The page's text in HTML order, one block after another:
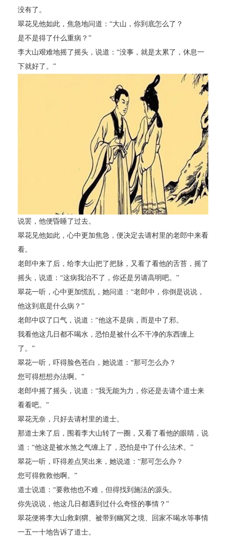
没有了。
翠花见他如此，焦急地问道：“大山，你到底怎么了？
是不是得了什么重病？”
李大山艰难地摇了摇头，说道：“没事，就是太累了，休息一
下就好了。”
说罢，他便昏睡了过去。
翠花见他如此，心中更加焦急，便决定去请村里的老郎中来看
看。
老郎中来了后，给李大山把了把脉，又看了看他的舌苔，摇了
摇头，说道：“这病我治不了，你还是另请高明吧。”
翠花一听，心中更加慌乱，她问道：“老郎中，你倒是说说，
他这到底是什么病？”
老郎中叹了口气，说道：“他这不是病，而是中了邪。
我看他这几日都不喝水，恐怕是被什么不干净的东西缠上
了。”
翠花一听，吓得脸色苍白，她说道：“那可怎么办？
您可得想想办法啊。”
老郎中摇了摇头，说道：“我无能为力，你还是去请个道士来
看看吧。”
翠花无奈，只好去请村里的道士。
那道士来了后，围着李大山转了一圈，又看了看他的眼睛，说
道：“他这是被水煞之气缠上了，恐怕是中了什么法术。”
翠花一听，吓得差点哭出来，她说道：“那可怎么办？
您可得救救他啊。”
道士说道：“要救他也不难，但得找到施法的源头。
你先说说，他这几日都遇到过什么奇怪的事情？”
翠花便将李大山救刺猬、被带到幽冥之境、回家不喝水等事情
一五一十地告诉了道士。